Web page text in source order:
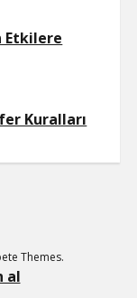
Etkilere
Kuralları
Themes.